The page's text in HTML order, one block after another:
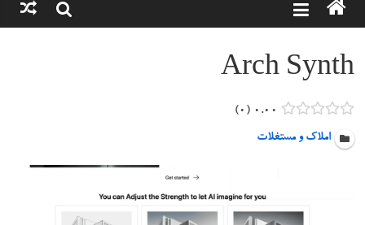
هوش
مصنوعی
www.hooshtaak.ir
Arch Synth
۰.۰۰ ۰
املاک و مستغلات